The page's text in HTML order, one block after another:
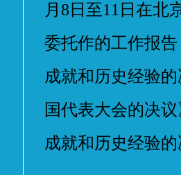
月8日至11日在北
委托作的工作报
成就和历史经验
国代表大会的决
成就和历史经验